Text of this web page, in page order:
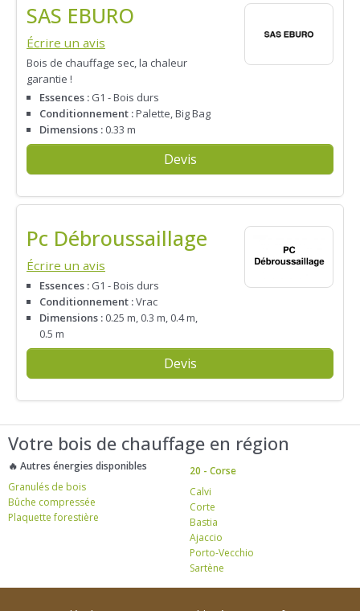
SAS EBURO
Écrire un avis
Bois de chauffage sec, la chaleur
garantie !
Essences : G1 - Bois durs
Conditionnement :Palette, Big Bag
Dimensions : 0.33 m
Devis
Pc Débroussaillage
Écrire un avis
Essences : G1 - Bois durs
Conditionnement :Vrac
Dimensions : 0.25 m, 0.3 m, 0.4 m,
0.5 m
Devis
Votre bois de chauffage en région
🔥 Autres énergies disponibles
Granulés de bois
Bûche compressée
Plaquette forestière
20 - Corse
Calvi
Corte
Bastia
Ajaccio
Porto-Vecchio
Sartène